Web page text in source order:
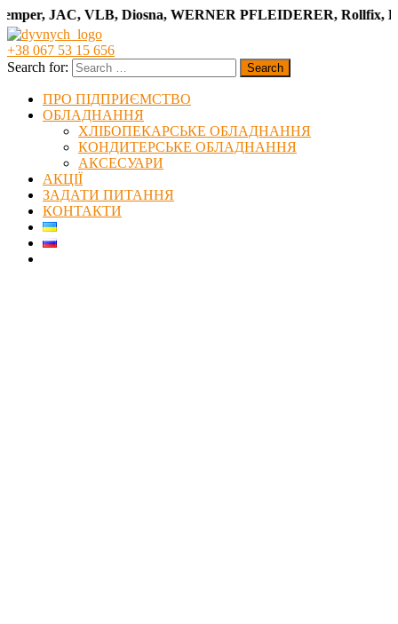
JAC, VLB, Diosna, WERNER PFLEIDERER, Rollfix,
+38 067 53 15 656
Search for:
ПРО ПІДПРИЄМСТВО
ОБЛАДНАННЯ
ХЛІБОПЕКАРСЬКЕ ОБЛАДНАННЯ
КОНДИТЕРСЬКЕ ОБЛАДНАННЯ
АКСЕСУАРИ
АКЦІЇ
ЗАДАТИ ПИТАННЯ
КОНТАКТИ